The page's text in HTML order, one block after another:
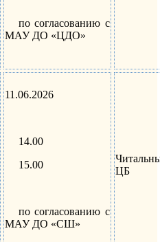
по согласованию с
МАУ ДО «ЦДО»
11.06.2026
14.00
15.00
по согласованию с
МАУ ДО «СШ»
ЦБ